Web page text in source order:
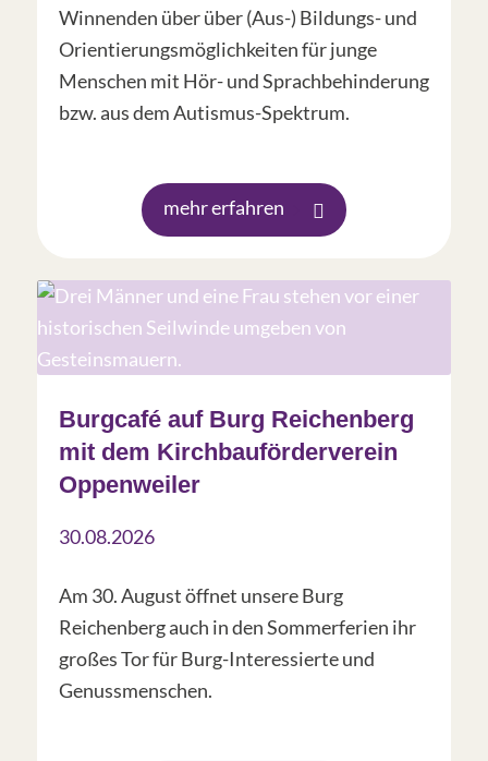
Winnenden über über (Aus-) Bildungs- und
Orientierungsmöglichkeiten für junge
Menschen mit Hör- und Sprachbehinderung
bzw. aus dem Autismus-Spektrum.
mehr erfahren
Burgcafé auf Burg Reichenberg
mit dem Kirchbauförderverein
Oppenweiler
30.08.2026
Am 30. August öffnet unsere Burg
Reichenberg auch in den Sommerferien ihr
großes Tor für Burg-Interessierte und
Genussmenschen.